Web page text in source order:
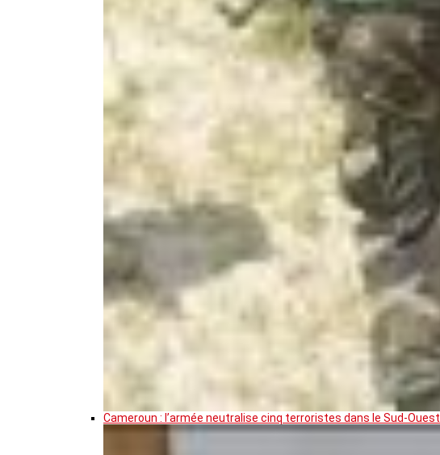
Cameroun : l’armée neutralise cinq terroristes dans le Sud-Ouest